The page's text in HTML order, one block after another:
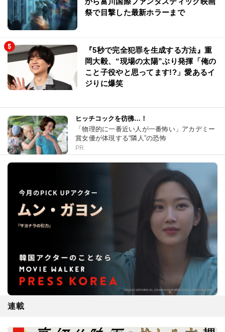
祭で目撃した最新ホラーまで
『5秒で完全犯罪を生成する方法』重
岡大毅、“現場の太陽”ぶり発揮「俺の
こと子役やと思ってます!?」愛あるイ
ジりに爆笑
ヒッチコックを彷彿…！
「物理的に一番近い人が一番怖い」アカデミー
賞女優が体現する“隣人”の恐怖
PR
連載